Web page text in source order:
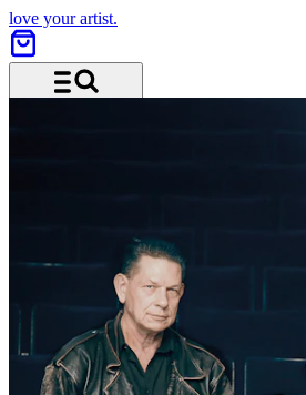
love your artist.